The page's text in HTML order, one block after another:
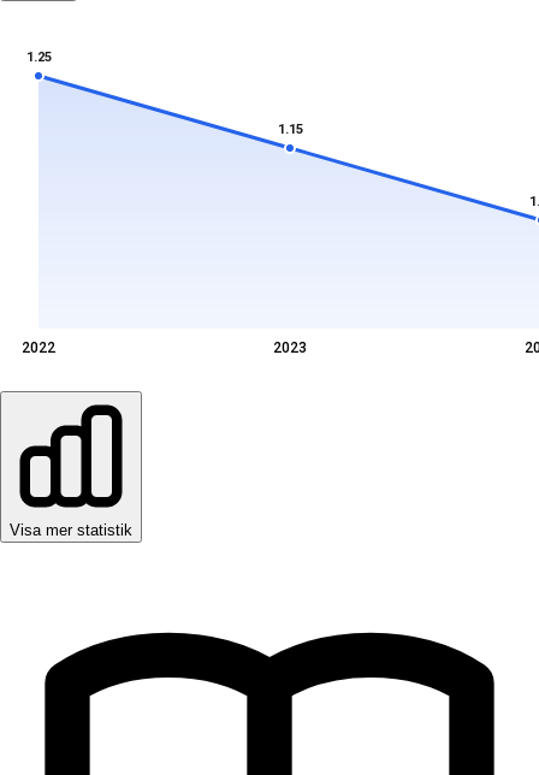
1.25
1.15
2022 2023
Visa mer statistik